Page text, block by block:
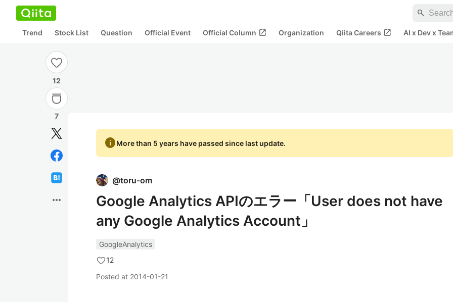
search
Trend Stock List Question Official Event Official Column open_in_new Organization Qiita Careers open_in_new AI x Dev x
12
7
more_horiz
infoMore than 5 years have passed since last update.
@toru-om
Google Analytics APIのエラー「User does not have
any Google Analytics Account」
GoogleAnalytics
12
Posted at 2014-01-21